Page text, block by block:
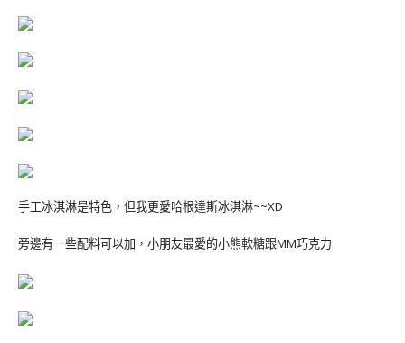
手工冰淇淋是特色，但我更愛哈根達斯冰淇淋~~XD
旁邊有一些配料可以加，小朋友最愛的小熊軟糖跟MM巧克力